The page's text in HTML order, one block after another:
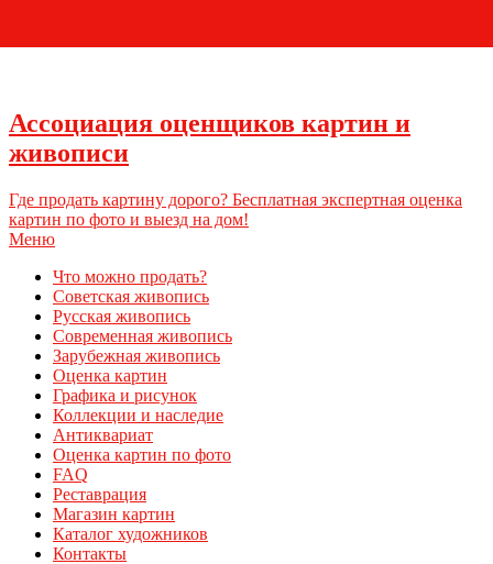
Ассоциация оценщиков картин и
живописи
Где продать картину дорого? Бесплатная экспертная оценка
картин по фото и выезд на дом!
Меню
Что можно продать?
Советская живопись
Русская живопись
Современная живопись
Зарубежная живопись
Оценка картин
Графика и рисунок
Коллекции и наследие
Антиквариат
Оценка картин по фото
FAQ
Реставрация
Магазин картин
Каталог художников
Контакты